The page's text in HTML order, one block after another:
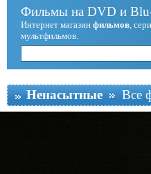
Фильмы на DVD и
Интернет магазин фильмов,
мультфильмов.
Ненасытные Все